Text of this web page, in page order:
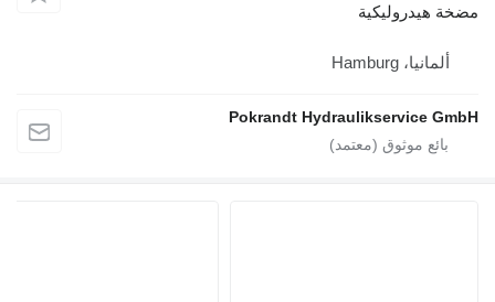
مضخة هيدروليكية
ألمانيا، Hamburg
Pokrandt Hydraulikservice GmbH